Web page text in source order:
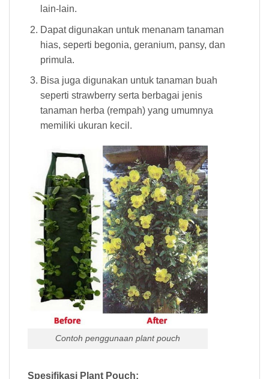
lain-lain.
Dapat digunakan untuk menanam tanaman
hias, seperti begonia, geranium, pansy, dan
primula.
Bisa juga digunakan untuk tanaman buah
seperti strawberry serta berbagai jenis
tanaman herba (rempah) yang umumnya
memiliki ukuran kecil.
Contoh penggunaan plant pouch
Spesifikasi Plant Pouch: